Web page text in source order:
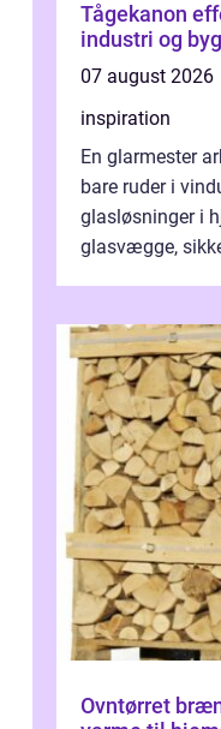
Tågekanon effektiv støvkontrol til
industri og
07 august 2026
inspiration
En glarmester
bare ruder i
glasløsninger i
glasvægge,
Ovntørret